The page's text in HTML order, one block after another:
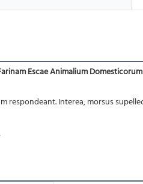
Escae Animalium Domesticorum